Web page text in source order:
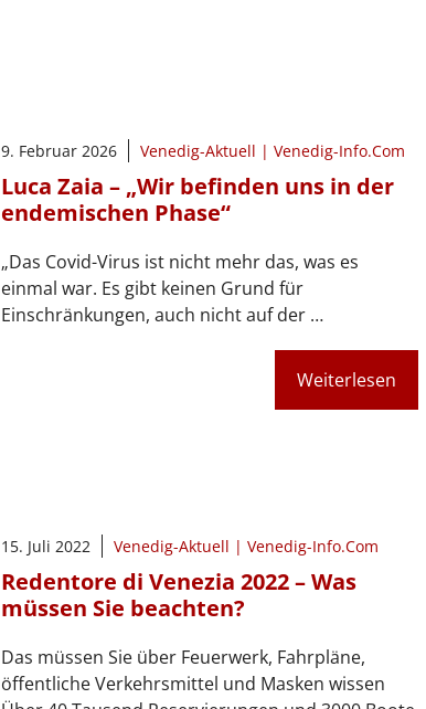
9. Februar 2026 Venedig-Aktuell | Venedig-Info.Com
Luca Zaia – „Wir befinden uns in der
endemischen Phase“
„Das Covid-Virus ist nicht mehr das, was es
einmal war. Es gibt keinen Grund für
Einschränkungen, auch nicht auf der …
Weiterlesen
15. Juli 2022 Venedig-Aktuell | Venedig-Info.Com
Redentore di Venezia 2022 – Was
müssen Sie beachten?
Das müssen Sie über Feuerwerk, Fahrpläne,
öffentliche Verkehrsmittel und Masken wissen